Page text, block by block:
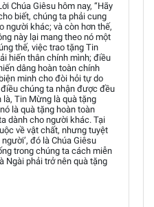
Chúa Giêsu hôm nay, “Hãy
biết, chúng ta phải cung
người khác; và còn hơn thế,
này lại mang theo nó một
thế, việc trao tặng Tin
hiến thân chính mình; điều
dâng hoàn toàn chính
minh cho đòi hỏi tự do
chúng ta nhận được đều
là, Tin Mừng là quà tặng
là quà tặng hoàn toàn
dành cho người khác. Tại
về vật chất, nhưng tuyệt
đó là Chúa Giêsu
trong chúng ta cách miễn
Ngài phải trở nên quà tặng